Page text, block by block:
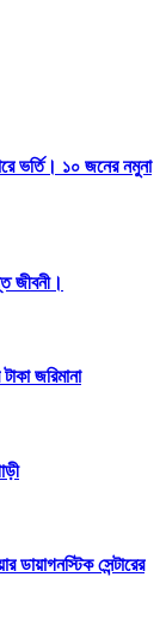
ভর্তি। ১০ জনের নমুনা
জীবনী।
জরিমানা
ডায়াগনস্টিক সেন্টারের